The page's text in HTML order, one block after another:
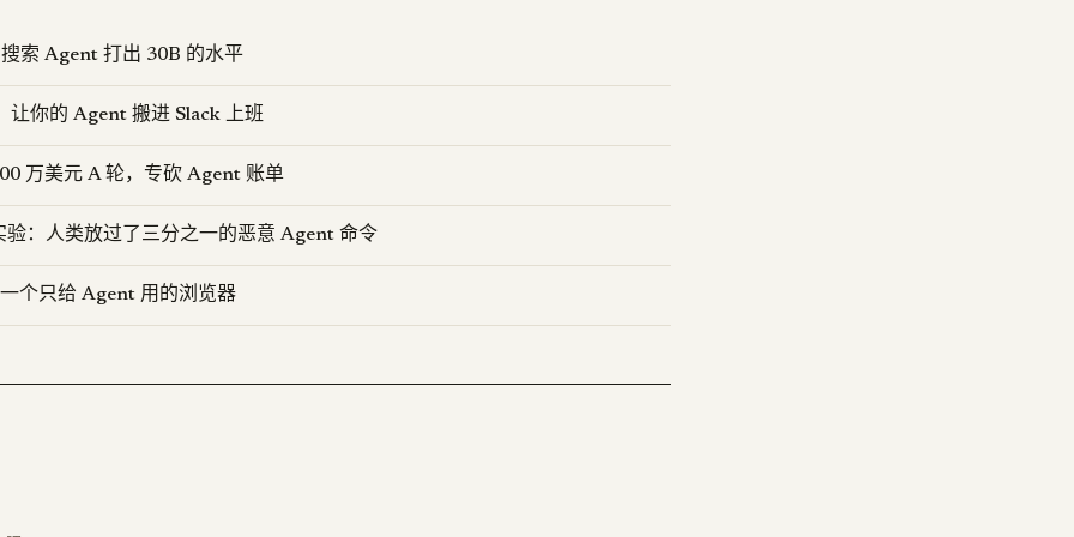
索 Agent 打出 30B 的水平
让你的 Agent 搬进 Slack 上班
万美元 A 轮，专砍 Agent 账单
验：人类放过了三分之一的恶意 Agent 命令
个只给 Agent 用的浏览器